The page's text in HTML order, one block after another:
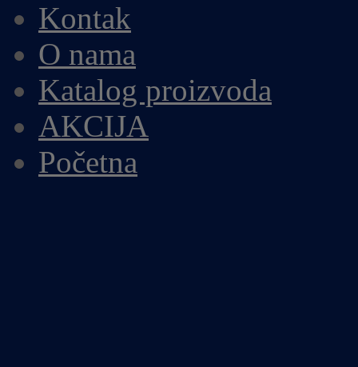
Kontak
O nama
Katalog proizvoda
AKCIJA
Početna